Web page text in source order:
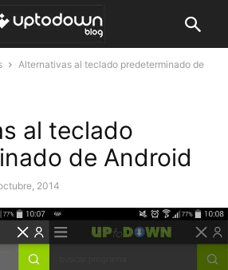
Alternativas al teclado predeterminado de
al teclado
de Android
2014